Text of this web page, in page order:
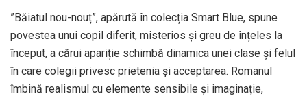
”Băiatul nou-nouț”, apărută în colecția Smart Blue, spune
povestea unui copil diferit, misterios și greu de înțeles la
început, a cărui apariție schimbă dinamica unei clase și felul
în care colegii privesc prietenia și acceptarea. Romanul
îmbină realismul cu elemente sensibile și imaginație,